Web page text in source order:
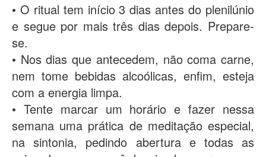
• O ritual tem início 3 dias antes do plenilúnio
e segue por mais três dias depois. Prepare-
se.
• Nos dias que antecedem, não coma carne,
nem tome bebidas alcoólicas, enfim, esteja
com a energia limpa.
• Tente marcar um horário e fazer nessa
semana uma prática de meditação especial,
na sintonia, pedindo abertura e todas as